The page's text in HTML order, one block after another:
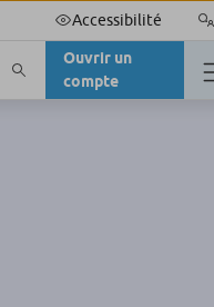
Accessibilité
Ouvrir un
compte